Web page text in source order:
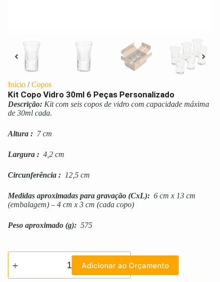
Início /Copos
Kit Copo Vidro 30ml 6 Peças Personalizado
Descrição: Kit com seis copos de vidro com capacidade máxima
de 30ml cada.
Altura : 7 cm
Largura : 4,2 cm
Circunferência : 12,5 cm
Medidas aproximadas para gravação (CxL): 6 cm x 13 cm
(embalagem) – 4 cm x 3 cm (cada copo)
Peso aproximado (g): 575
Adicionar ao Orçamento